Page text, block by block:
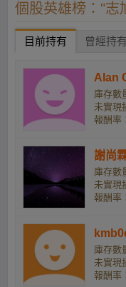
個股英雄榜："志
目前持有 曾經持有
Alan
庫存數
未實現
報酬率
謝尚
庫存數
未實現
報酬率
庫存數
未實現
報酬率